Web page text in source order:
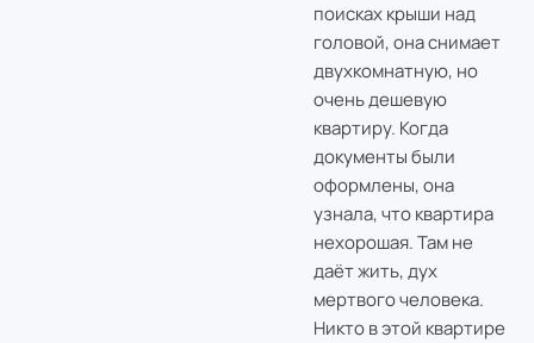
поисках крыши над
головой, она снимает
двухкомнатную, но
очень дешевую
квартиру. Когда
документы были
оформлены, она
узнала, что квартира
нехорошая. Там не
даёт жить, дух
мертвого человека.
Никто в этой квартире